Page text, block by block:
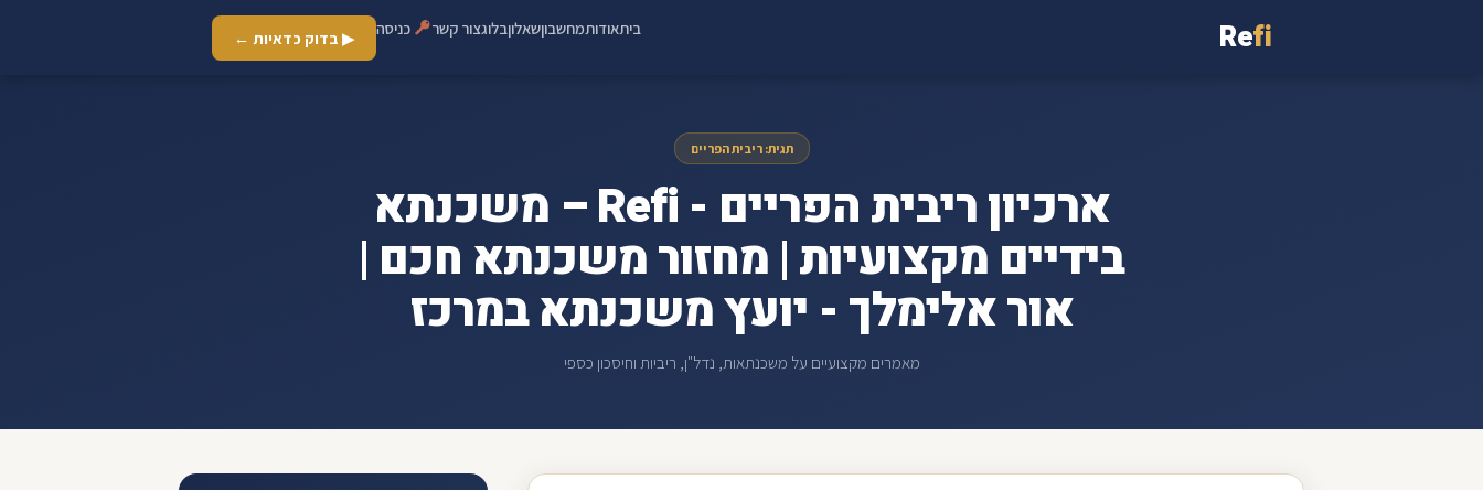
Refi ביתאודותמחשבוןשאלוןבלוגצור קשר כניסה ▶ בדוק כדאיות ←
תגית: ריבית הפריים
ארכיון ריבית הפריים - Refi – משכנתא
בידיים מקצועיות | מחזור משכנתא חכם |
אור אלימלך - יועץ משכנתא במרכז
מאמרים מקצועיים על משכנתאות, נדל"ן, ריביות וחיסכון כספי